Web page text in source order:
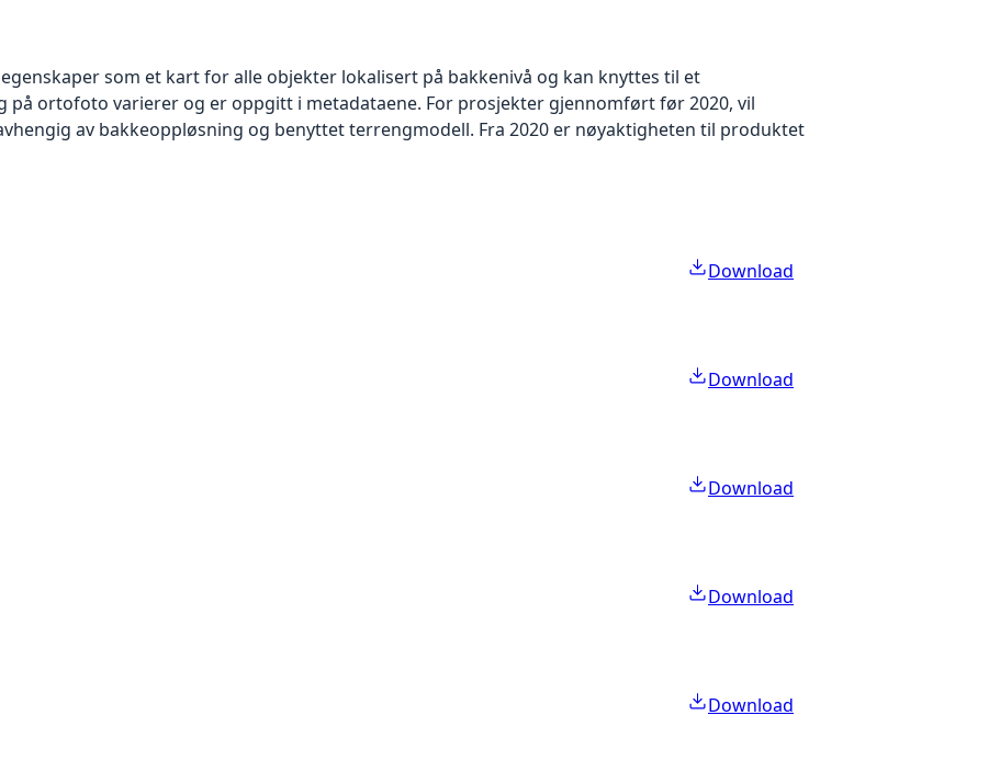
som et kart for alle objekter lokalisert på bakkenivå og kan knyttes til et
på ortofoto varierer og er oppgitt i metadataene. For prosjekter gjennomført før 2020, vil
av bakkeoppløsning og benyttet terrengmodell. Fra 2020 er nøyaktigheten til produktet
Download
Download
Download
Download
Download